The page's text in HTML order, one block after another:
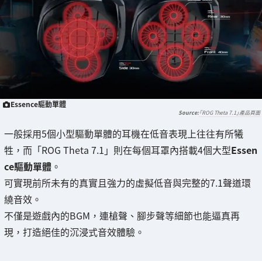
Essence驅動單體
「ROG Theta 7.1」產品頁面
一般採用5個小型驅動單體的耳機在低音表現上往往有所犧
牲，而「ROG Theta 7.1」則在每個耳罩內搭載4個大型Essen
ce驅動單體 。
可實現前所未有的真實且強力的虛擬低音與完整的7.1聲道環
繞音效。
不僅是遊戲內的BGM，連槍聲、腳步聲等細節也能逼真再
現，打造絕佳的沉浸式音效體驗。